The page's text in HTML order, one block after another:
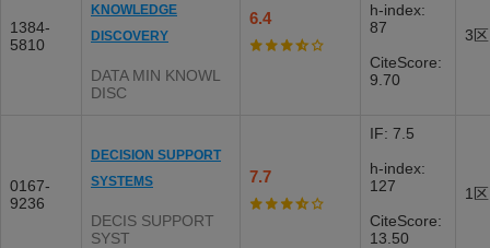
1384-
5810
KNOWLEDGE
DISCOVERY
DATA MIN KNOWL
DISC
6.4
h-index:
87
CiteScore:
9.70
3区
0167-
9236
DECISION SUPPORT
SYSTEMS
DECIS SUPPORT
SYST
7.7
IF: 7.5
h-index:
127
CiteScore:
13.50
1区